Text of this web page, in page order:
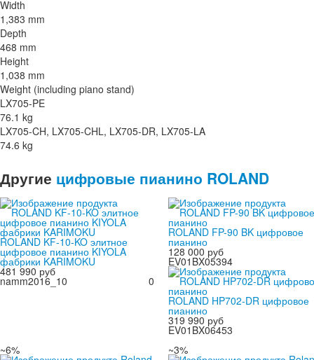
Width
1,383 mm
Depth
468 mm
Height
1,038 mm
Weight (including piano stand)
LX705-PE
76.1 kg
LX705-CH, LX705-CHL, LX705-DR, LX705-LA
74.6 kg
Другие цифровые пианино ROLAND
ROLAND KF-10-KO элитное
цифровое пианино KIYOLA
фабрики KARIMOKU
481 990 руб
0
namm2016_10
ROLAND FP-90 BK цифровое
пианино
128 000 руб
EV01BX05394
ROLAND HP702-DR цифровое
пианино
319 990 руб
EV01BX06453
~6%
~3%